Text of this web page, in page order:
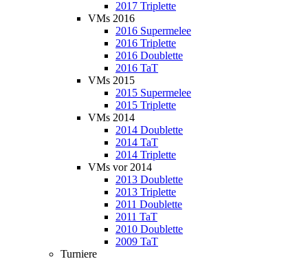
2017 Triplette
VMs 2016
2016 Supermelee
2016 Triplette
2016 Doublette
2016 TaT
VMs 2015
2015 Supermelee
2015 Triplette
VMs 2014
2014 Doublette
2014 TaT
2014 Triplette
VMs vor 2014
2013 Doublette
2013 Triplette
2011 Doublette
2011 TaT
2010 Doublette
2009 TaT
Turniere